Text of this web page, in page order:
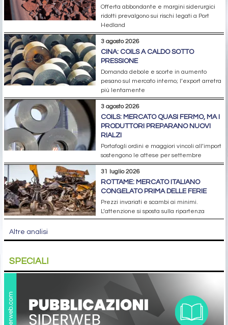
Offerta abbondante e margini siderurgici
ridotti prevalgono sui rischi legati a Port
Hedland
3 agosto 2026
CINA: COILS A CALDO SOTTO
PRESSIONE
Domanda debole e scorte in aumento
pesano sul mercato interno; l’export arretra
più lentamente
3 agosto 2026
COILS: MERCATO QUASI FERMO, MA I
PRODUTTORI PREPARANO NUOVI
RIALZI
Portafogli ordini e maggiori vincoli all’import
sostengono le attese per settembre
31 luglio 2026
ROTTAME: MERCATO ITALIANO
CONGELATO PRIMA DELLE FERIE
Prezzi invariati e scambi ai minimi.
L’attenzione si sposta sulla ripartenza
Altre analisi
SPECIALI